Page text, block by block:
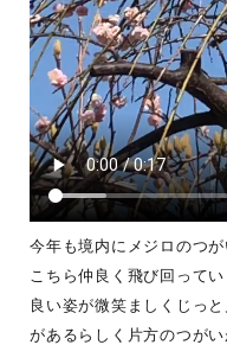
今年も境内にメジロのつ
こちら仲良く飛び回って
良い姿が微笑ましくじっ
があるらしく片方のつが